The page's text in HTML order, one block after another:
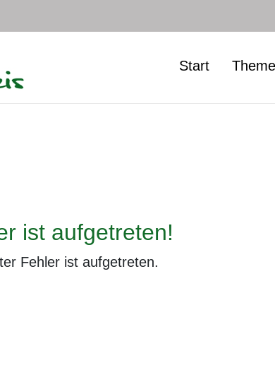
Start
ist aufgetreten!
Fehler ist aufgetreten.